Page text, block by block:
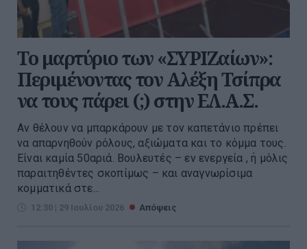
Το μαρτύριο των «ΣΥΡΙΖαίων»:
Περιμένοντας τον Αλέξη Τσίπρα
να τους πάρει (;) στην ΕΛ.Α.Σ.
Αν θέλουν να μπαρκάρουν με τον καπετάνιο πρέπει
να απαρνηθούν ρόλους, αξιώματα και το κόμμα τους.
Είναι καμία 50αριά. Βουλευτές – εν ενεργεία , ή μόλις
παραιτηθέντες σκοπίμως – και αναγνωρίσιμα
κομματικά στε...
12:30 | 29 Ιουλίου 2026 Απόψεις